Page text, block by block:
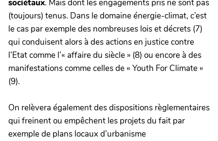
sociétaux. Mais dont les engagements pris ne sont pas
(toujours) tenus. Dans le domaine énergie-climat, c’est
le cas par exemple des nombreuses lois et décrets (7)
qui conduisent alors à des actions en justice contre
l’Etat comme l’« affaire du siècle » (8) ou encore à des
manifestations comme celles de « Youth For Climate »
(9).
On relèvera également des dispositions règlementaires
qui freinent ou empêchent les projets du fait par
exemple de plans locaux d’urbanisme